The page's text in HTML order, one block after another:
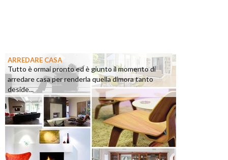
ARREDARE CASA
Tutto è ormai pronto ed è giunto il momento di
arredare casa per renderla quella dimora tanto
deside...